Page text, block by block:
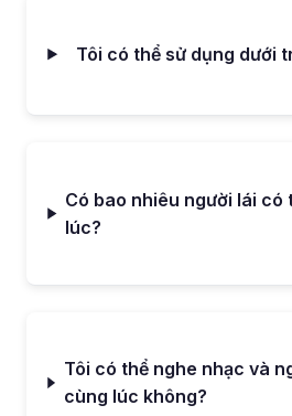
Tôi có thể sử dụng dưới
Có bao nhiêu người lái có
lúc?
Tôi có thể nghe nhạc và
cùng lúc không?